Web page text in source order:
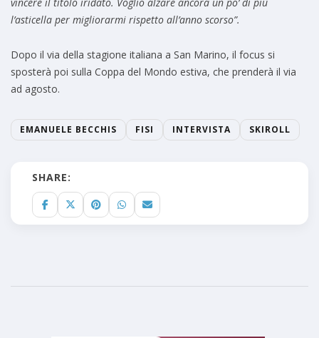
l’asticella per migliorarmi rispetto all’anno scorso”.
Dopo il via della stagione italiana a San Marino, il focus si
sposterà poi sulla Coppa del Mondo estiva, che prenderà il via
ad agosto.
EMANUELE BECCHIS FISI INTERVISTA SKIROLL
SHARE: